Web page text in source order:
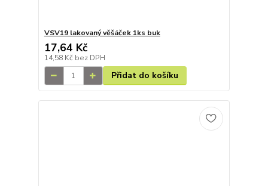
VSV19 lakovaný věšáček 1ks buk
17,64 Kč
14,58 Kč bez DPH
Přidat do košíku